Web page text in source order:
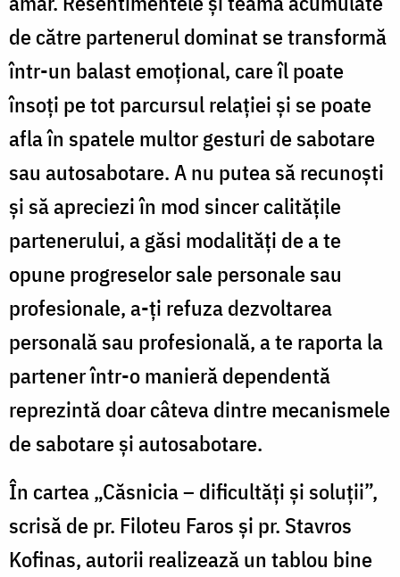
de către partenerul dominat se transformă
într-un balast emoţional, care îl poate
însoţi pe tot parcursul relaţiei şi se poate
afla în spatele multor gesturi de sabotare
sau autosabotare. A nu putea să recunoşti
şi să apreciezi în mod sincer calităţile
partenerului, a găsi modalităţi de a te
opune progreselor sale personale sau
profesionale, a-ţi refuza dezvoltarea
personală sau profesională, a te raporta la
partener într-o manieră dependentă
reprezintă doar câteva dintre mecanismele
de sabotare şi autosabotare.
În cartea „Căsnicia – dificultăţi şi soluţii”,
scrisă de pr. Filoteu Faros şi pr. Stavros
Kofinas, autorii realizează un tablou bine